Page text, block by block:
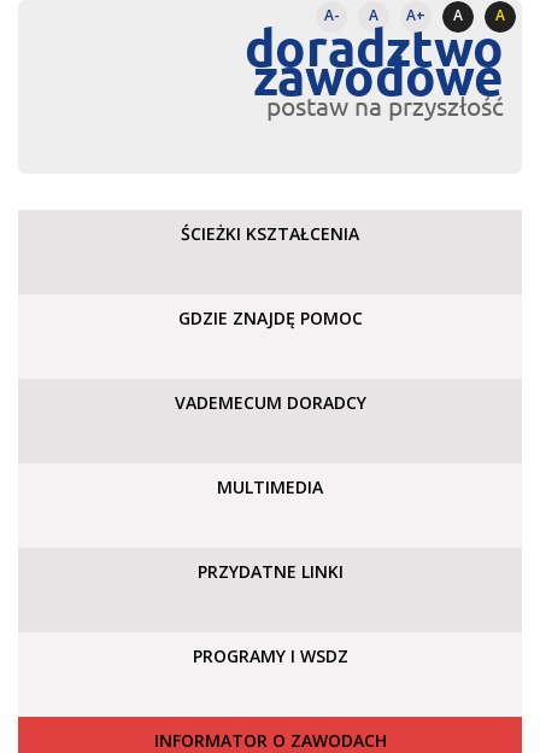
A- A A+ A A
doradztwo
zawodowe
postaw na przyszłość
ŚCIEŻKI KSZTAŁCENIA
GDZIE ZNAJDĘ POMOC
VADEMECUM DORADCY
MULTIMEDIA
PRZYDATNE LINKI
PROGRAMY I WSDZ
INFORMATOR O ZAWODACH